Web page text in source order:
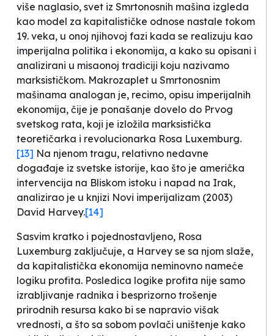
više naglasio, svet iz Smrtonosnih mašina izgleda
kao model za kapitalističke odnose nastale tokom
19. veka, u onoj njihovoj fazi kada se realizuju kao
imperijalna politika i ekonomija, a kako su opisani i
analizirani u misaonoj tradiciji koju nazivamo
marksističkom. Makrozaplet u Smrtonosnim
mašinama analogan je, recimo, opisu imperijalnih
ekonomija, čije je ponašanje dovelo do Prvog
svetskog rata, koji je izložila marksistička
teoretičarka i revolucionarka Rosa Luxemburg.
[13] Na njenom tragu, relativno nedavne
događaje iz svetske istorije, kao što je američka
intervencija na Bliskom istoku i napad na Irak,
analizirao je u knjizi Novi imperijalizam (2003)
David Harvey.[14]
Sasvim kratko i pojednostavljeno, Rosa
Luxemburg zaključuje, a Harvey se sa njom slaže,
da kapitalistička ekonomija neminovno nameće
logiku profita. Posledica logike profita nije samo
izrabljivanje radnika i besprizorno trošenje
prirodnih resursa kako bi se napravio višak
vrednosti, a što sa sobom povlači uništenje kako